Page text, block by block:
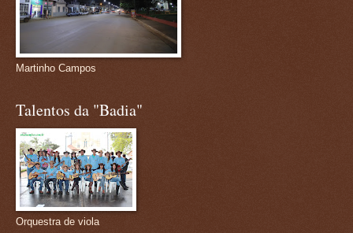
Martinho Campos
Talentos da "Badia"
Orquestra de viola